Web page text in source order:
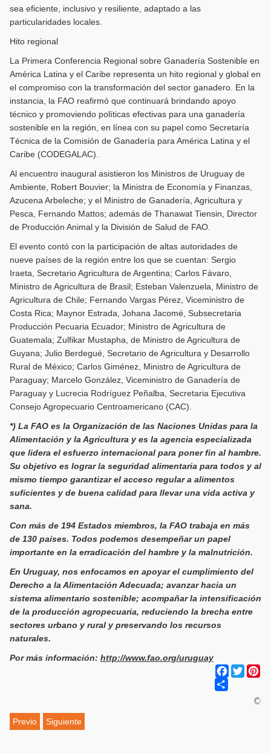
sea eficiente, inclusivo y resiliente, adaptado a las
particularidades locales.
Hito regional
La Primera Conferencia Regional sobre Ganadería Sostenible en
América Latina y el Caribe representa un hito regional y global en
el compromiso con la transformación del sector ganadero. En la
instancia, la FAO reafirmó que continuará brindando apoyo
técnico y promoviendo políticas efectivas para una ganadería
sostenible en la región, en línea con su papel como Secretaría
Técnica de la Comisión de Ganadería para América Latina y el
Caribe (CODEGALAC).
Al encuentro inaugural asistieron los Ministros de Uruguay de
Ambiente, Robert Bouvier; la Ministra de Economía y Finanzas,
Azucena Arbeleche; y el Ministro de Ganadería, Agricultura y
Pesca, Fernando Mattos; además de Thanawat Tiensin, Director
de Producción Animal y la División de Salud de FAO.
El evento contó con la participación de altas autoridades de
nueve países de la región entre los que se cuentan: Sergio
Iraeta, Secretario Agricultura de Argentina; Carlos Fávaro,
Ministro de Agricultura de Brasil; Esteban Valenzuela, Ministro de
Agricultura de Chile; Fernando Vargas Pérez, Viceministro de
Costa Rica; Maynor Estrada, Johana Jacomé, Subsecretaria
Producción Pecuaria Ecuador; Ministro de Agricultura de
Guatemala; Zulfikar Mustapha, de Ministro de Agricultura de
Guyana; Julio Berdegué, Secretario de Agricultura y Desarrollo
Rural de México; Carlos Giménez, Ministro de Agricultura de
Paraguay; Marcelo González, Viceministro de Ganadería de
Paraguay y Lucrecia Rodríguez Peñalba, Secretaria Ejecutiva
Consejo Agropecuario Centroamericano (CAC).
*) La FAO es la Organización de las Naciones Unidas para la
Alimentación y la Agricultura y es la agencia especializada
que lidera el esfuerzo internacional para poner fin al hambre.
Su objetivo es lograr la seguridad alimentaria para todos y al
mismo tiempo garantizar el acceso regular a alimentos
suficientes y de buena calidad para llevar una vida activa y
sana.
Con más de 194 Estados miembros, la FAO trabaja en más
de 130 países. Todos podemos desempeñar un papel
importante en la erradicación del hambre y la malnutrición.
En Uruguay, nos enfocamos en apoyar el cumplimiento del
Derecho a la Alimentación Adecuada; avanzar hacia un
sistema alimentario sostenible; acompañar la intensificación
de la producción agropecuaria, reduciendo la brecha entre
sectores urbano y rural y preservando los recursos
naturales.
Por más información: http://www.fao.org/uruguay
Facebook
Twitter
Previo Siguiente